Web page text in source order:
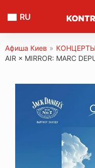
RU
Афиша Киев » КОНЦЕРТЫ
AIR × MIRROR: MARC